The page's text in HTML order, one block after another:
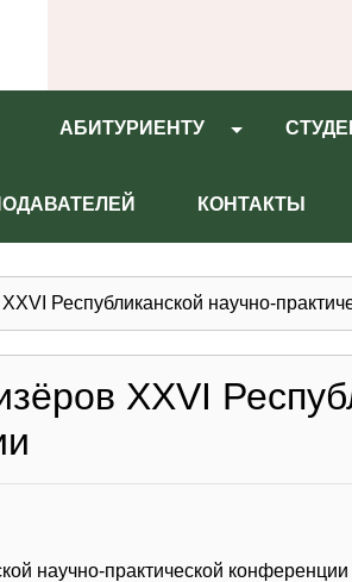
АБИТУРИЕНТУ
КОНТАКТЫ
Республиканской научно-
XХVI
научно-практической конференции